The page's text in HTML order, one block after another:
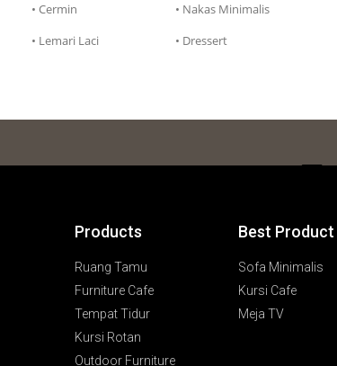
• Cermin
• Lemari Laci
• Nakas Minimalis
• Dressert
Products
Ruang Tamu
Furniture Cafe
Tempat Tidur
Kursi Rotan
Outdoor Furniture
Best Product
Sofa Minimalis
Kursi Cafe
Meja TV